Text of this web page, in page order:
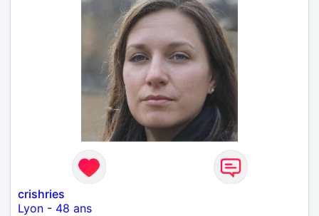
crishries
Lyon - 48 ans